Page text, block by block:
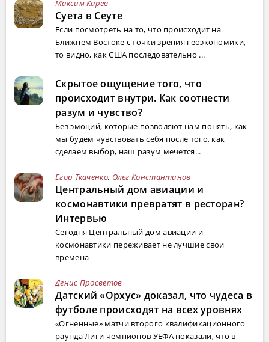
Максим Карев
Суета в Сеуте
Если посмотреть на то, что происходит на
Ближнем Востоке с точки зрения геоэкономики,
то видно, как США последовательно ...
Скрытое ощущение того, что
происходит внутри. Как соотнести
разум и чувство?
Без эмоций, которые позволяют нам понять, как
мы будем чувствовать себя после того, как
сделаем выбор, наш разум мечется...
Егор Ткаченко, Олег Константинов
Центральный дом авиации и
космонавтики превратят в ресторан?
Интервью
Сегодня Центральный дом авиации и
космонавтики переживает не лучшие свои
времена
Денис Просветов
Датский «Орхус» доказал, что чудеса в
футболе происходят на всех уровнях
«Огненные» матчи второго квалификационного
раунда Лиги чемпионов УЕФА показали, что в